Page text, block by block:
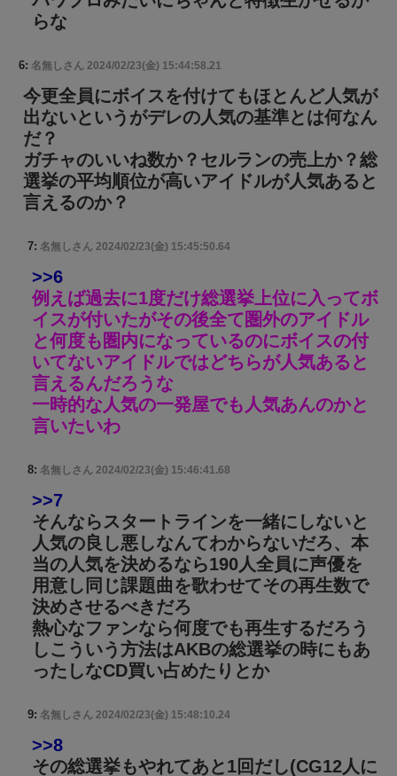
らな
6: 名無しさん 2024/02/23(金) 15:44:58.21
今更全員にボイスを付けてもほとんど人気が
出ないというがデレの人気の基準とは何なん
だ？
ガチャのいいね数か？セルランの売上か？総
選挙の平均順位が高いアイドルが人気あると
言えるのか？
7: 名無しさん 2024/02/23(金) 15:45:50.64
>>6
例えば過去に1度だけ総選挙上位に入ってボ
イスが付いたがその後全て圏外のアイドル
と何度も圏内になっているのにボイスの付
いてないアイドルではどちらが人気あると
言えるんだろうな
一時的な人気の一発屋でも人気あんのかと
言いたいわ
8: 名無しさん 2024/02/23(金) 15:46:41.68
>>7
そんならスタートラインを一緒にしないと
人気の良し悪しなんてわからないだろ、本
当の人気を決めるなら190人全員に声優を
用意し同じ課題曲を歌わせてその再生数で
決めさせるべきだろ
熱心なファンなら何度でも再生するだろう
しこういう方法はAKBの総選挙の時にもあ
ったしなCD買い占めたりとか
9: 名無しさん 2024/02/23(金) 15:48:10.24
>>8
その総選挙もやれてあと1回だし(CG12人に